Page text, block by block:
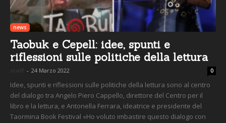
news
Taobuk e Cepell: idee, spunti e
riflessioni sulle politiche della lettura
- 24 Marzo 2022 0
Idee, spunti e riflessioni sulle politiche della lettura sono al centro
del dialogo tra Angelo Piero Cappello, direttore del Centro per il
libro e la lettura, e Antonella Ferrara, ideatrice e presidente del
Taormina Book Festival «Ho voluto imbastire questo dialogo con